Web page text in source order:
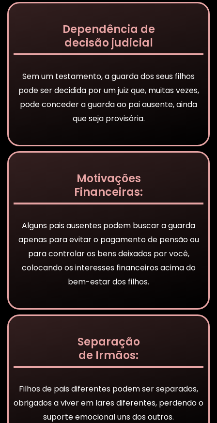
Dependência de
decisão judicial
Sem um testamento, a guarda dos seus filhos
pode ser decidida por um juiz que, muitas vezes,
pode conceder a guarda ao pai ausente, ainda
que seja provisória.
Motivações
Financeiras:
Alguns pais ausentes podem buscar a guarda
apenas para evitar o pagamento de pensão ou
para controlar os bens deixados por você,
colocando os interesses financeiros acima do
bem-estar dos filhos.
Separação
de Irmãos:
Filhos de pais diferentes podem ser separados,
obrigados a viver em lares diferentes, perdendo o
suporte emocional uns dos outros.